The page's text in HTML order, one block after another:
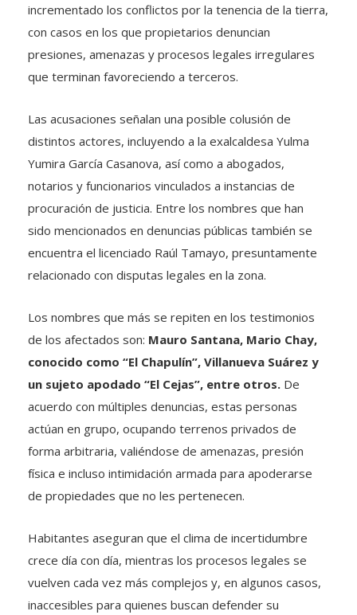
incrementado los conflictos por la tenencia de la tierra,
con casos en los que propietarios denuncian
presiones, amenazas y procesos legales irregulares
que terminan favoreciendo a terceros.
Las acusaciones señalan una posible colusión de
distintos actores, incluyendo a la exalcaldesa Yulma
Yumira García Casanova, así como a abogados,
notarios y funcionarios vinculados a instancias de
procuración de justicia. Entre los nombres que han
sido mencionados en denuncias públicas también se
encuentra el licenciado Raúl Tamayo, presuntamente
relacionado con disputas legales en la zona.
Los nombres que más se repiten en los testimonios
de los afectados son: Mauro Santana, Mario Chay,
conocido como “El Chapulín”, Villanueva Suárez y
un sujeto apodado “El Cejas”, entre otros. De
acuerdo con múltiples denuncias, estas personas
actúan en grupo, ocupando terrenos privados de
forma arbitraria, valiéndose de amenazas, presión
física e incluso intimidación armada para apoderarse
de propiedades que no les pertenecen.
Habitantes aseguran que el clima de incertidumbre
crece día con día, mientras los procesos legales se
vuelven cada vez más complejos y, en algunos casos,
inaccesibles para quienes buscan defender su